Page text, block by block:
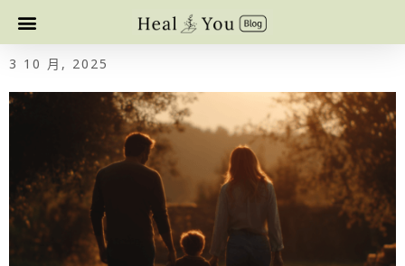
3 10 月, 2025